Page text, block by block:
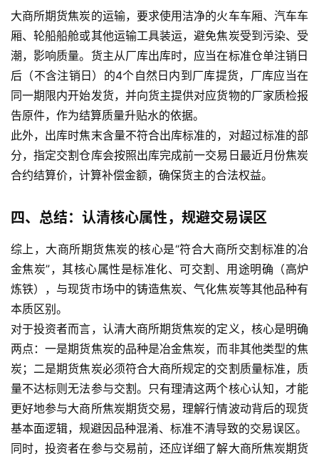
大商所期货焦炭的运输，要求使用洁净的火车车厢、汽车车
厢、轮船船舱或其他运输工具装运，避免焦炭受到污染、受
潮，影响质量。货主从厂库出库时，应当在标准仓单注销日
后（不含注销日）的4个自然日内到厂库提货，厂库应当在
同一期限内开始发货，并向货主提供对应货物的厂家质检报
告原件，作为结算质量升贴水的依据。
此外，出库时焦末含量不符合出库标准的，对超过标准的部
分，指定交割仓库会按照出库完成前一交易日最近月份焦炭
合约结算价，计算补偿金额，确保货主的合法权益。
四、总结：认清核心属性，规避交易误区
综上，大商所期货焦炭的核心是“符合大商所交割标准的冶
金焦炭”，其核心属性是标准化、可交割、用途明确（高炉
炼铁），与现货市场中的铸造焦炭、气化焦炭等其他品种有
本质区别。
对于投资者而言，认清大商所期货焦炭的定义，核心是明确
两点：一是期货焦炭的品种是冶金焦炭，而非其他类型的焦
炭；二是期货焦炭必须符合大商所规定的交割质量标准，质
量不达标则无法参与交割。只有理清这两个核心认知，才能
更好地参与大商所焦炭期货交易，理解行情波动背后的现货
基本面逻辑，规避因品种混淆、标准不清导致的交易误区。
同时，投资者在参与交易前，还应详细了解大商所焦炭期货